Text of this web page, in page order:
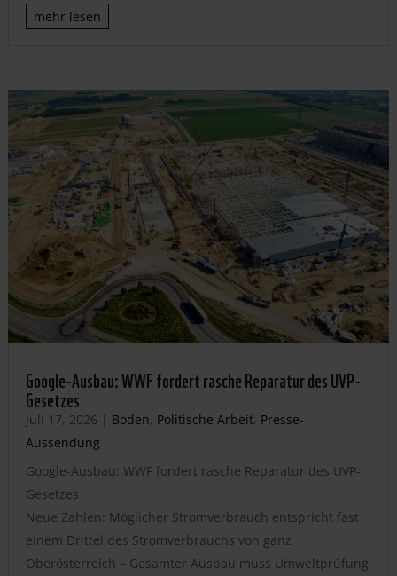
mehr lesen
Google-Ausbau: WWF fordert rasche Reparatur des UVP-
Gesetzes
Juli 17, 2026 | Boden, Politische Arbeit, Presse-
Aussendung
Google-Ausbau: WWF fordert rasche Reparatur des UVP-
Gesetzes
Neue Zahlen: Möglicher Stromverbrauch entspricht fast
einem Drittel des Stromverbrauchs von ganz
Oberösterreich – Gesamter Ausbau muss Umweltprüfung